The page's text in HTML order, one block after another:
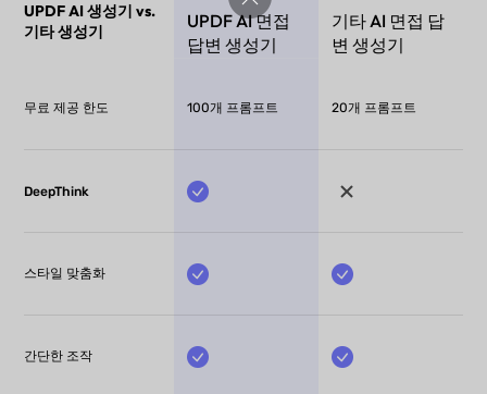
UPDF AI 생성기 vs.
기타 생성기
UPDF AI 면접
답변 생성기
기타 AI 면접 답
변 생성기
무료 제공 한도 100개 프롬프트 20개 프롬프트
DeepThink
스타일 맞춤화
간단한 조작